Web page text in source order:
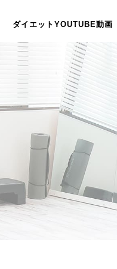
ダイエットYOUTUBE動画